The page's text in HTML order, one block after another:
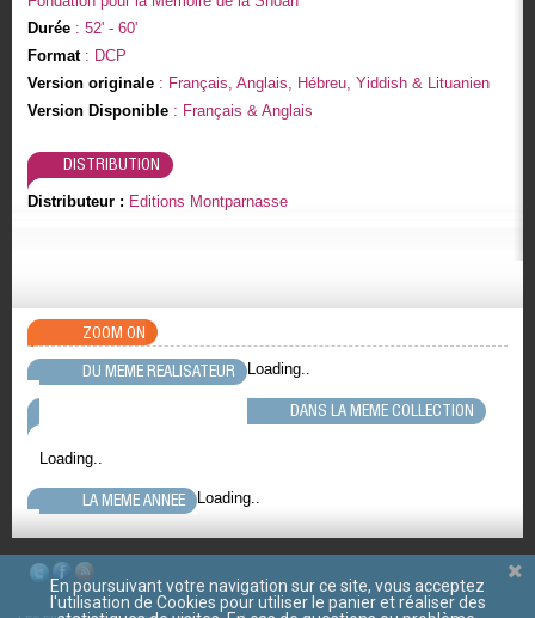
Durée: 52' - 60'
Format: DCP
Version originale: Français, Anglais, Hébreu, Yiddish & Lituanien
Version Disponible: Français & Anglais
DISTRIBUTION
Distributeur : Editions Montparnasse
ZOOM ON
DU MEME REALISATEUR
Loading..
DANS LA MEME COLLECTION
Loading..
LA MEME ANNEE Loading..
En poursuivant votre navigation sur ce site, vous acceptez
l'utilisation de Cookies pour utiliser le panier et réaliser des